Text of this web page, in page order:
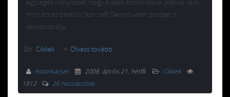
egységek irányítását, hogy a játék Attack-Move játékká válik,
mint azt az oldalsó Starcraft Demotivator poszter is
demonstrálja.
Cikkek Olvass tovább
Astonkacser 2008. április 21. hétfő.
Cikkek
1812
26 hozzászólás